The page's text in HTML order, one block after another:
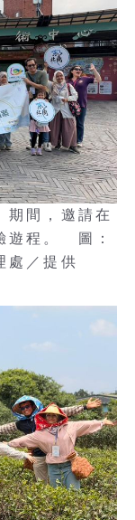
期間，邀請在
遊程。 圖：
處／提供